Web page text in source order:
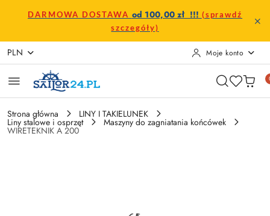
Przejdź do treści głównej
Przejdź do wyszukiwarki
Przejdź do moje konto
Przejdź do menu głównego
Przejdź do opisu produktu
Przejdź do stopki
DARMOWA DOSTAWA od 100,00 zł !!! (sprawdź
szczegóły)
PLN Moje konto
Strona główna LINY I TAKIELUNEK
Liny stalowe i osprzęt Maszyny do zagniatania końcówek
WIRETEKNIK A 200